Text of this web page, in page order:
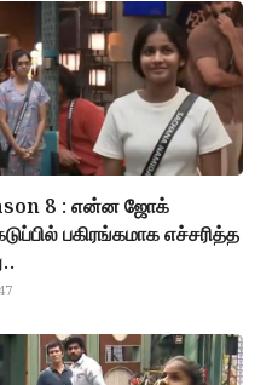
8 : என்ன ஜோக்
பகிரங்கமாக எச்சரித்த